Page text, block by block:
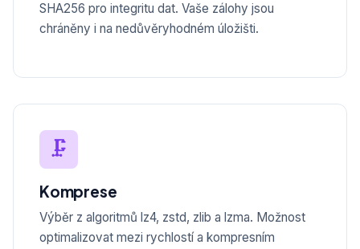
SHA256 pro integritu dat. Vaše zálohy jsou
chráněny i na nedůvěryhodném úložišti.
🗜️
Komprese
Výběr z algoritmů lz4, zstd, zlib a lzma. Možnost
optimalizovat mezi rychlostí a kompresním